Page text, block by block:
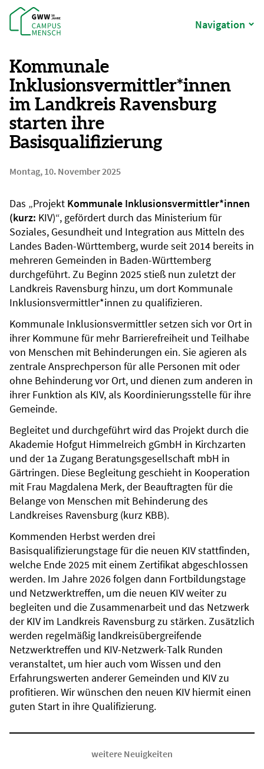
Navigation
Kommunale
Inklusionsvermittler*innen
im Landkreis Ravensburg
starten ihre
Basisqualifizierung
Montag, 10. November 2025
Das „Projekt Kommunale Inklusionsvermittler*innen
(kurz: KIV)“, gefördert durch das Ministerium für
Soziales, Gesundheit und Integration aus Mitteln des
Landes Baden-Württemberg, wurde seit 2014 bereits in
mehreren Gemeinden in Baden-Württemberg
durchgeführt. Zu Beginn 2025 stieß nun zuletzt der
Landkreis Ravensburg hinzu, um dort Kommunale
Inklusionsvermittler*innen zu qualifizieren.
Kommunale Inklusionsvermittler setzen sich vor Ort in
ihrer Kommune für mehr Barrierefreiheit und Teilhabe
von Menschen mit Behinderungen ein. Sie agieren als
zentrale Ansprechperson für alle Personen mit oder
ohne Behinderung vor Ort, und dienen zum anderen in
ihrer Funktion als KIV, als Koordinierungsstelle für ihre
Gemeinde.
Begleitet und durchgeführt wird das Projekt durch die
Akademie Hofgut Himmelreich gGmbH in Kirchzarten
und der 1a Zugang Beratungsgesellschaft mbH in
Gärtringen. Diese Begleitung geschieht in Kooperation
mit Frau Magdalena Merk, der Beauftragten für die
Belange von Menschen mit Behinderung des
Landkreises Ravensburg (kurz KBB).
Kommenden Herbst werden drei
Basisqualifizierungstage für die neuen KIV stattfinden,
welche Ende 2025 mit einem Zertifikat abgeschlossen
werden. Im Jahre 2026 folgen dann Fortbildungstage
und Netzwerktreffen, um die neuen KIV weiter zu
begleiten und die Zusammenarbeit und das Netzwerk
der KIV im Landkreis Ravensburg zu stärken. Zusätzlich
werden regelmäßig landkreisübergreifende
Netzwerktreffen und KIV-Netzwerk-Talk Runden
veranstaltet, um hier auch vom Wissen und den
Erfahrungswerten anderer Gemeinden und KIV zu
profitieren. Wir wünschen den neuen KIV hiermit einen
guten Start in ihre Qualifizierung.
weitere Neuigkeiten